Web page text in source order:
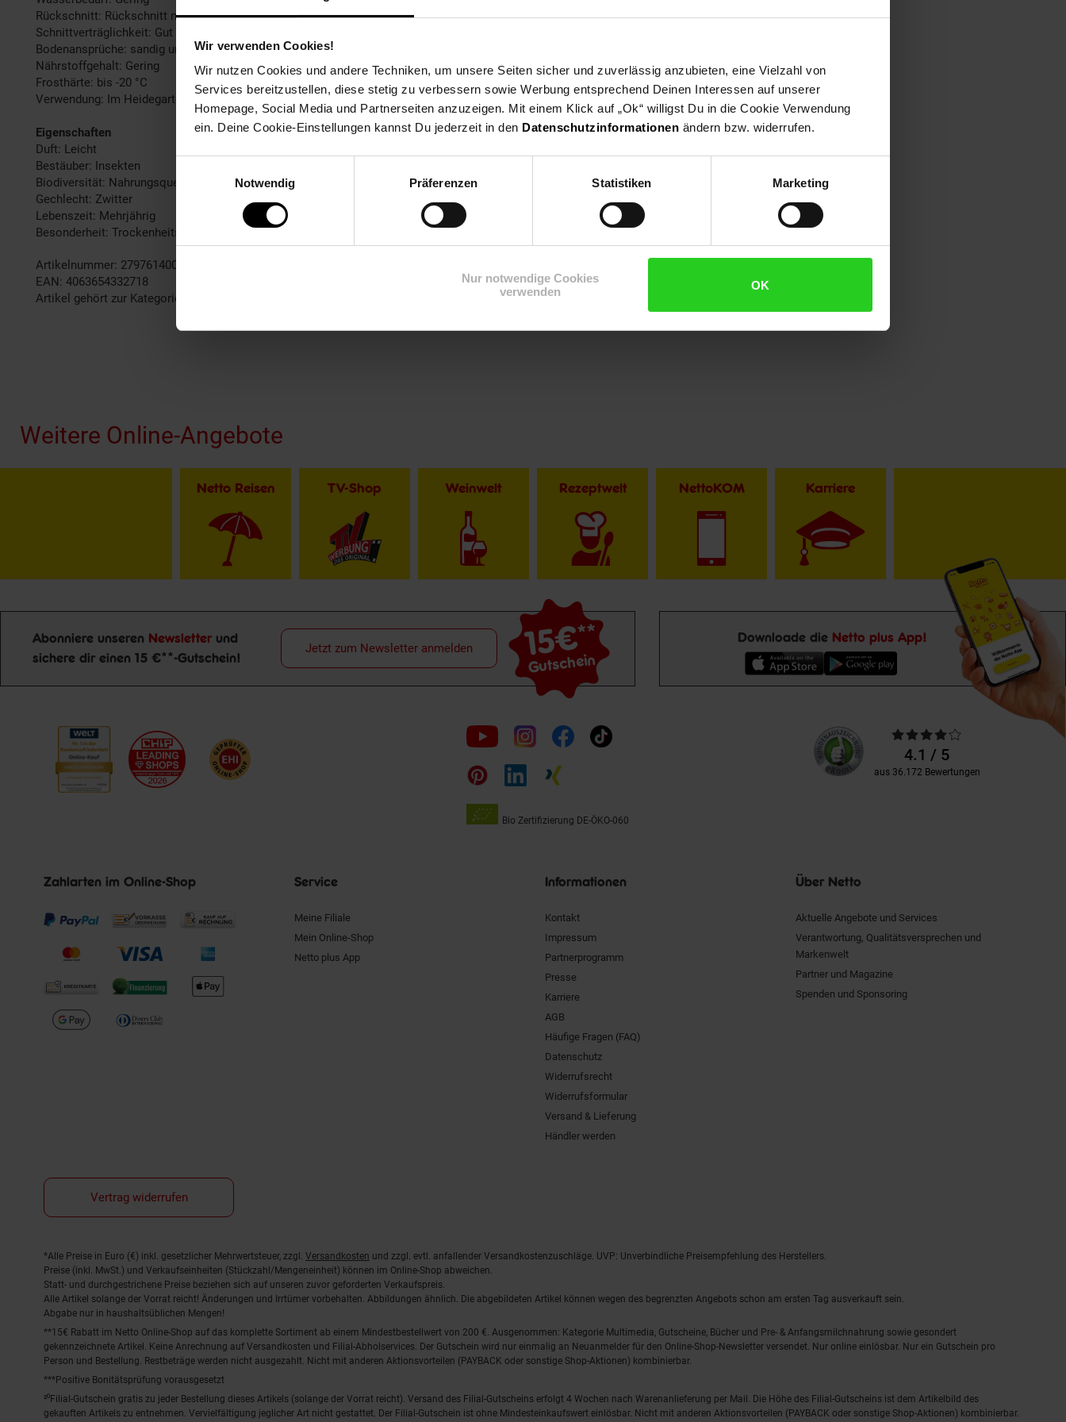
Wir verwenden Cookies!
Wir nutzen Cookies und andere Techniken, um unsere Seiten sicher und zuverlässig anzubieten, eine Vielzahl von
Services bereitzustellen, diese stetig zu verbessern sowie Werbung entsprechend Deinen Interessen auf unserer
Homepage, Social Media und Partnerseiten anzuzeigen. Mit einem Klick auf „Ok“ willigst Du in die Cookie Verwendung
ein. Deine Cookie-Einstellungen kannst Du jederzeit in den Datenschutzinformationen ändern bzw. widerrufen.
Notwendig
Präferenzen Statistiken Marketing
Nur notwendige Cookies
verwenden
OK
Rückschnitt: Rückschnitt nach der Blüte.
Schnittverträglichkeit: Gut
Bodenansprüche: sandig und gut durchlässig
Nährstoffgehalt: Gering
Frosthärte: bis -20 °C
Verwendung: Im Heidegarten,Steingarten, Bienenweide, Bodendecker, Trockenmauer, Wildgarten
Eigenschaften
Duft: Leicht
Bestäuber: Insekten
Biodiversität: Nahrungsquelle für Insekten
Gechlecht: Zwitter
Lebenszeit: Mehrjährig
Besonderheit: Trockenheitsresistent
Artikelnummer: 2797614000
EAN: 4063654332718
Artikel gehört zur Kategorie:
Weitere Online-Angebote
Netto Reisen TV-Shop Weinwelt Rezeptwelt NettoKOM Karriere
Newsletter Anmeldung
Abonniere unseren Newsletter und
sichere dir einen 15 €**-Gutschein!
15€**
Gutschein
Jetzt zum Newsletter anmelden
Downloade die Netto plus App!
Folge
uns
auf
Bio Zertifizierung DE-ÖKO-060
Unsere
Kundenbewertungen
Durchschnittliche
Bewertungen4.1 / 5
aus 36.172 Bewertungen
Zahlarten im Online-Shop Service
Meine Filiale
Mein Online-Shop
Netto plus App
Informationen
Kontakt
Impressum
Partnerprogramm
Presse
Karriere
AGB
Häufige Fragen (FAQ)
Datenschutz
Widerrufsrecht
Widerrufsformular
Versand & Lieferung
Händler werden
Über Netto
Aktuelle Angebote und Services
Verantwortung, Qualitätsversprechen und
Markenwelt
Partner und Magazine
Spenden und Sponsoring
Vertrag widerrufen
Fußnoten
*Alle Preise in Euro (€) inkl. gesetzlicher Mehrwertsteuer, zzgl. Versandkosten und zzgl. evtl. anfallender Versandkostenzuschläge. UVP: Unverbindliche Preisempfehlung des Herstellers.
Preise (inkl. MwSt.) und Verkaufseinheiten (Stückzahl/Mengeneinheit) können im Online-Shop abweichen.
Statt- und durchgestrichene Preise beziehen sich auf unseren zuvor geforderten Verkaufspreis.
Alle Artikel solange der Vorrat reicht! Änderungen und Irrtümer vorbehalten. Abbildungen ähnlich. Die abgebildeten Artikel können wegen des begrenzten Angebots schon am ersten Tag ausverkauft sein.
Abgabe nur in haushaltsüblichen Mengen!
**15€ Rabatt im Netto Online-Shop auf das komplette Sortiment ab einem Mindestbestellwert von 200 €. Ausgenommen: Kategorie Multimedia, Gutscheine, Bücher und Pre- & Anfangsmilchnahrung sowie gesondert
gekennzeichnete Artikel. Keine Anrechnung auf Versandkosten und Filial-Abholservices. Der Gutschein wird nur einmalig an Neuanmelder für den Online-Shop-Newsletter versendet. Nur online einlösbar. Nur ein Gutschein pro
Person und Bestellung. Restbeträge werden nicht ausgezahlt. Nicht mit anderen Aktionsvorteilen (PAYBACK oder sonstige Shop-Aktionen) kombinierbar.
***Positive Bonitätsprüfung vorausgesetzt
²⁰Filial-Gutschein gratis zu jeder Bestellung dieses Artikels (solange der Vorrat reicht). Versand des Filial-Gutscheins erfolgt 4 Wochen nach Warenanlieferung per Mail. Die Höhe des Filial-Gutscheins ist dem Artikelbild des
gekauften Artikels zu entnehmen. Vervielfältigung jeglicher Art nicht gestattet. Der Filial-Gutschein ist ohne Mindesteinkaufswert einlösbar. Nicht mit anderen Aktionsvorteilen (PAYBACK oder sonstige Shop-Aktionen) kombinierbar.